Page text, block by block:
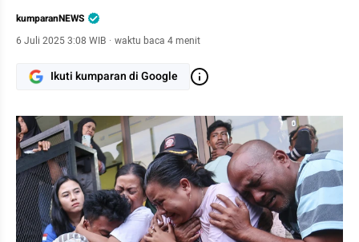
kumparanNEWS
6 Juli 2025 3:08 WIB · waktu baca 4 menit
Ikuti kumparan di Google